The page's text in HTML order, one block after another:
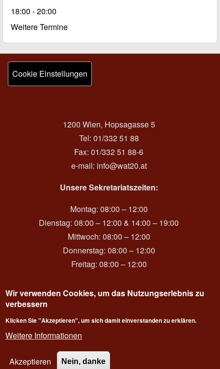
18:00 - 20:00
Weitere Termine
1200 Wien, Hopsagasse 5
Tel: 01/332 51 88
Fax: 01/332 51 88-6
e-mail: info@wat20.at
Unsere Sekretariatszeiten:
Montag: 08:00 – 12:00
Dienstag: 08:00 – 12:00 & 14:00 – 19:00
Mittwoch: 08:00 – 12:00
Donnerstag: 08:00 – 12:00
Freitag: 08:00 – 12:00
Login
Wir verwenden Cookies, um das Nutzungserlebnis zu
verbessern
Klicken Sie "Akzeptieren", um sich damit einverstanden zu erklären.
Weitere Informationen
Akzeptieren Nein, danke